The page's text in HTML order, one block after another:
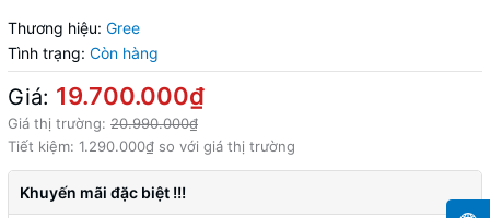
Thương hiệu: Gree
Tình trạng: Còn hàng
Giá: 19.700.000₫
Giá thị trường: 20.990.000₫
Tiết kiệm: 1.290.000₫ so với giá thị trường
Khuyến mãi đặc biệt !!!